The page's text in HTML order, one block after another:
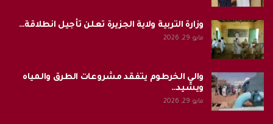
وزارة التربية ولاية الجزيرة تعلن تأجيل انطلاقة…
مايو 29, 2026
والي الخرطوم يتفقد مشروعات الطرق والمياه
ويشيد…
مايو 29, 2026